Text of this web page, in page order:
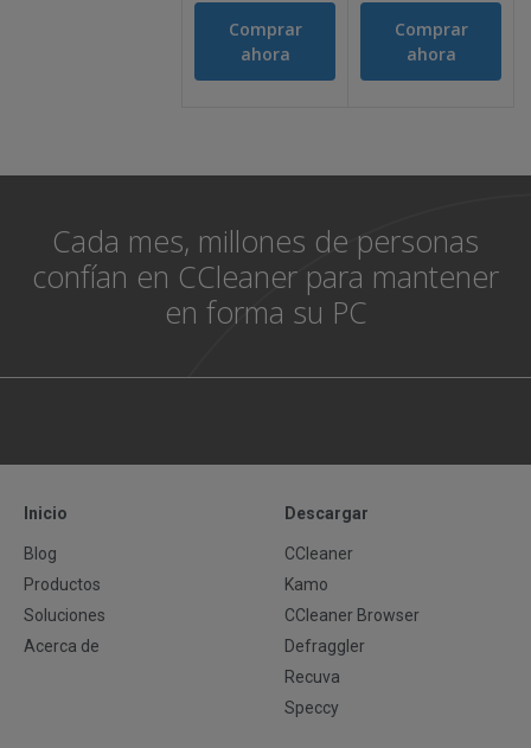
Comprar
ahora
Comprar
ahora
Cada mes, millones de personas
confían en CCleaner para mantener
en forma su PC
Inicio
Blog
Productos
Soluciones
Acerca de
Descargar
CCleaner
Kamo
CCleaner Browser
Defraggler
Recuva
Speccy